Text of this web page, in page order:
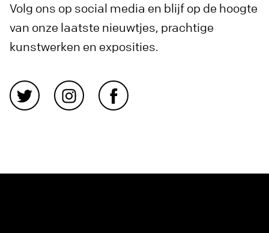
Volg ons op social media en blijf op de hoogte
van onze laatste nieuwtjes, prachtige
kunstwerken en exposities.